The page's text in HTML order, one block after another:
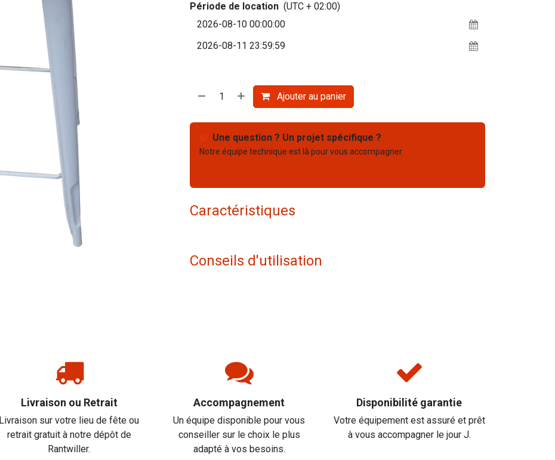
Période de location (UTC + 02:00)
Ajouter au panier
Une question ? Un projet spécifique ?
Notre équipe technique est là pour vous accompagner.
Caractéristiques
Conseils d'utilisation
Livraison ou Retrait
Livraison sur votre lieu de fête ou
retrait gratuit à notre dépôt de
Rantwiller.
Accompagnement
Un équipe disponible pour vous
conseiller sur le choix le plus
adapté à vos besoins.
Disponibilité garantie
Votre équipement est assuré et prêt
à vous accompagner le jour J.